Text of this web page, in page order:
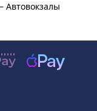
Автовокзалы